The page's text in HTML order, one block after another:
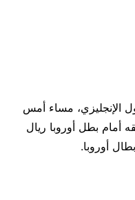
الإنجليزي، مساء أمس
أمام بطل أوروبا ريال
أوروبا.